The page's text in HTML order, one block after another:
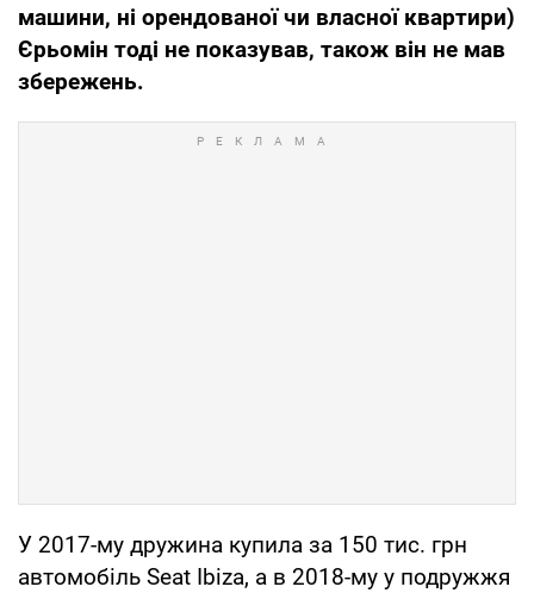
машини, ні орендованої чи власної квартири)
Єрьомін тоді не показував, також він не мав
збережень.
У 2017-му дружина купила за 150 тис. грн
автомобіль Seat Ibiza, а в 2018-му у подружжя